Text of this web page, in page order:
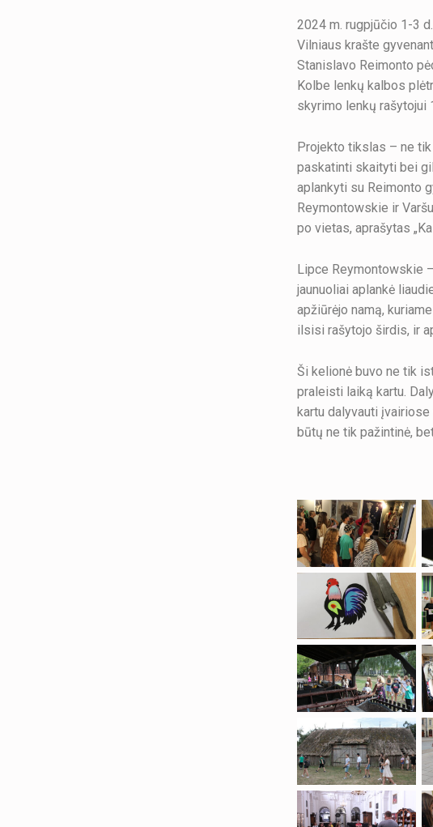
2024 m. rugpjūčio 1-3
Vilniaus krašte
Stanislavo Reimonto
Kolbe lenkų kalbos
skyrimo lenkų rašytojui
Projekto tikslas – ne
paskatinti skaityti bei
aplankyti su Reimonto
Reymontowskie ir
po vietas, aprašytas
Lipce Reymontowskie
jaunuoliai aplankė
apžiūrėjo namą,
ilsisi rašytojo širdis, ir
Ši kelionė buvo ne tik
praleisti laiką kartu.
kartu dalyvauti
būtų ne tik pažintinė,